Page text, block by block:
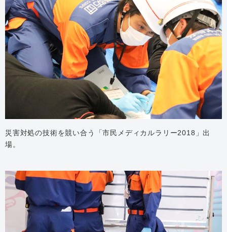
災害対処の技術を競い合う「市民メディカルラリー2018」出
場。